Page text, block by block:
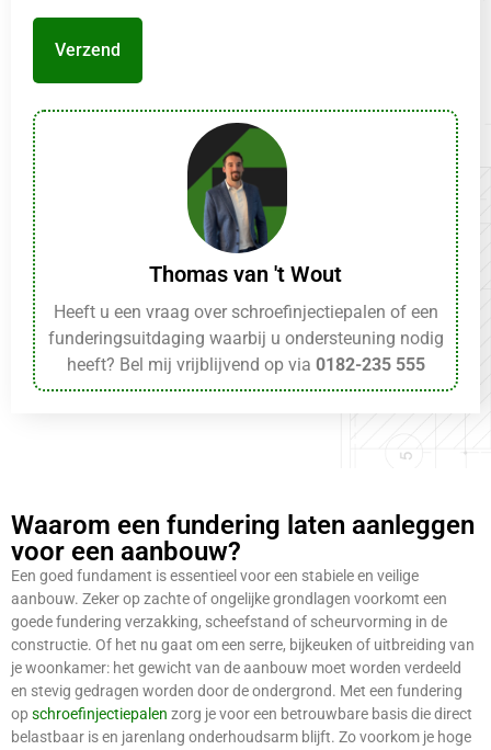
Verzend
Thomas van 't Wout
Heeft u een vraag over schroefinjectiepalen of een
funderingsuitdaging waarbij u ondersteuning nodig
heeft? Bel mij vrijblijvend op via 0182-235 555
Waarom een fundering laten aanleggen
voor een aanbouw?
Een goed fundament is essentieel voor een stabiele en veilige
aanbouw. Zeker op zachte of ongelijke grondlagen voorkomt een
goede fundering verzakking, scheefstand of scheurvorming in de
constructie. Of het nu gaat om een serre, bijkeuken of uitbreiding van
je woonkamer: het gewicht van de aanbouw moet worden verdeeld
en stevig gedragen worden door de ondergrond. Met een fundering
op schroefinjectiepalen zorg je voor een betrouwbare basis die direct
belastbaar is en jarenlang onderhoudsarm blijft. Zo voorkom je hoge